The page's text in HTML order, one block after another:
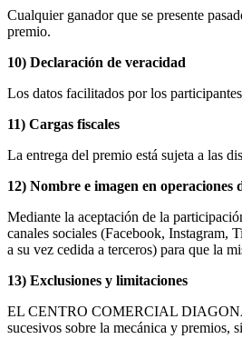
Cualquier ganador que se presente
premio.
10) Declaración de veracidad
Los datos facilitados por los
11) Cargas fiscales
La entrega del premio está sujeta a las
12) Nombre e imagen en
Mediante la aceptación de la
canales sociales (Facebook, Instagram,
a su vez cedida a terceros) para que
13) Exclusiones y limitaciones
EL CENTRO COMERCIAL DIAGONAL
sucesivos sobre la mecánica y premios,